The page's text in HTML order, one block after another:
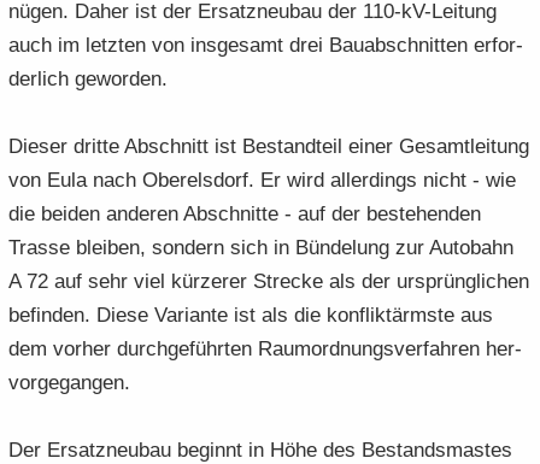
nü­gen. Daher ist der Er­satz­neu­bau der 110-​kV-Leitung
auch im letz­ten von ins­ge­samt drei Bau­ab­schnit­ten er­for­
der­lich ge­wor­den.
Die­ser drit­te Ab­schnitt ist Be­stand­teil einer Ge­samt­lei­tung
von Eula nach Ober­els­dorf. Er wird al­ler­dings nicht - wie
die bei­den an­de­ren Ab­schnit­te - auf der be­stehen­den
Tras­se blei­ben, son­dern sich in Bün­de­lung zur Au­to­bahn
A 72 auf sehr viel kür­ze­rer Stre­cke als der ur­sprüng­li­chen
be­fin­den. Diese Va­ri­an­te ist als die kon­flik­t­ärms­te aus
dem vor­her durch­ge­führ­ten Raum­ord­nungs­ver­fah­ren her­
vor­ge­gan­gen.
Der Er­satz­neu­bau be­ginnt in Höhe des Be­stands­mas­tes